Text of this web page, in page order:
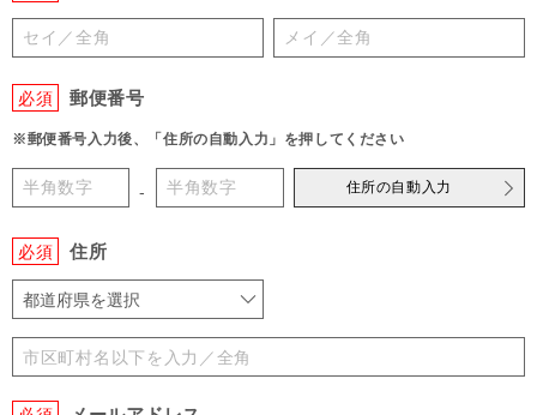
必須 郵便番号
※郵便番号入力後、「住所の自動入力」を押してください
- 住所の自動入力
必須 住所
都道府県を選択